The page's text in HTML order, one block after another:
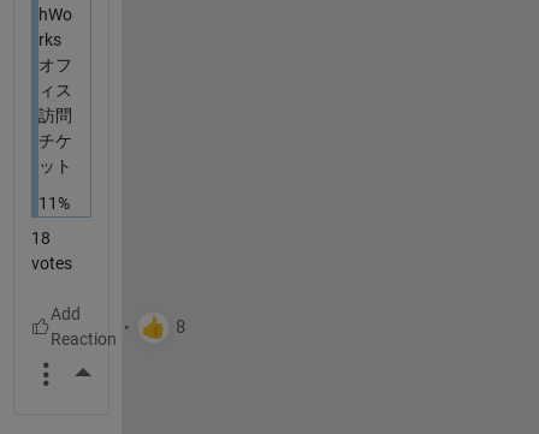
hWo
rks
オフ
ィス
訪問
チケ
ット
11%
18
votes
More Actions